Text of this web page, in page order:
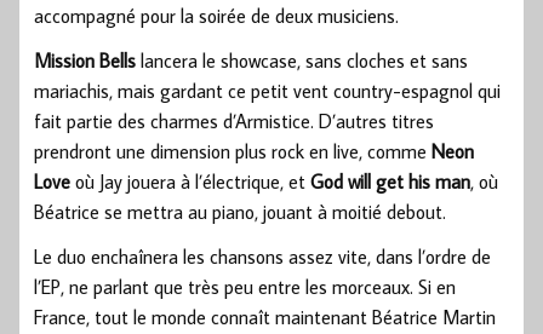
accompagné pour la soirée de deux musiciens.
Mission Bells lancera le showcase, sans cloches et sans
mariachis, mais gardant ce petit vent country-espagnol qui
fait partie des charmes d’Armistice. D’autres titres
prendront une dimension plus rock en live, comme Neon
Love où Jay jouera à l’électrique, et God will get his man, où
Béatrice se mettra au piano, jouant à moitié debout.
Le duo enchaînera les chansons assez vite, dans l’ordre de
l’EP, ne parlant que très peu entre les morceaux. Si en
France, tout le monde connaît maintenant Béatrice Martin